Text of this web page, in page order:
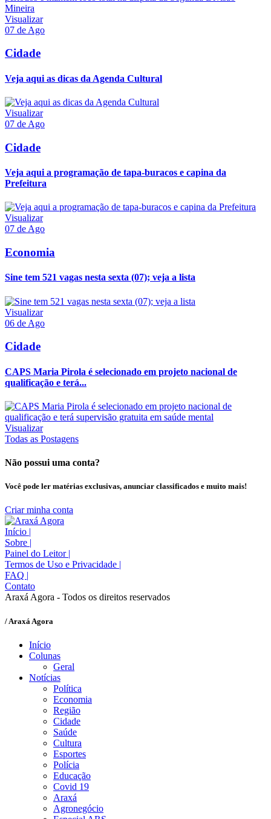
Visualizar
07 de Ago
Cidade
Veja aqui as dicas da Agenda Cultural
Visualizar
07 de Ago
Cidade
Veja aqui a programação de tapa-buracos e capina da
Prefeitura
Visualizar
07 de Ago
Economia
Sine tem 521 vagas nesta sexta (07); veja a lista
Visualizar
06 de Ago
Cidade
CAPS Maria Pirola é selecionado em projeto nacional de
qualificação e terá...
Visualizar
Todas as Postagens
Não possui uma conta?
Você pode ler matérias exclusivas, anunciar classificados e muito mais!
Criar minha conta
Início |
Sobre |
Painel do Leitor |
Termos de Uso e Privacidade |
FAQ |
Contato
Araxá Agora - Todos os direitos reservados
/ Araxá Agora
Início
Colunas
Geral
Notícias
Política
Economia
Região
Cidade
Saúde
Cultura
Esportes
Polícia
Educação
Covid 19
Araxá
Agronegócio